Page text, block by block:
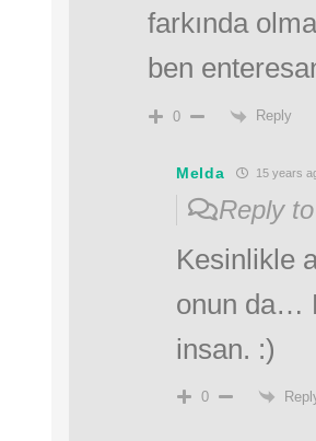
farkında
ben
0 Reply
Melda 15 years
Reply
Kesinlikle
onun da…
insan. :)
0